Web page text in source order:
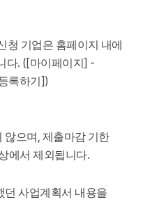
청 기업은 홈페이지 내에
다. ([마이페이지 ] -
록하기 ])
않으며 , 제출마감 기한
에서 제외됩니다.
던 사업계획서 내용을